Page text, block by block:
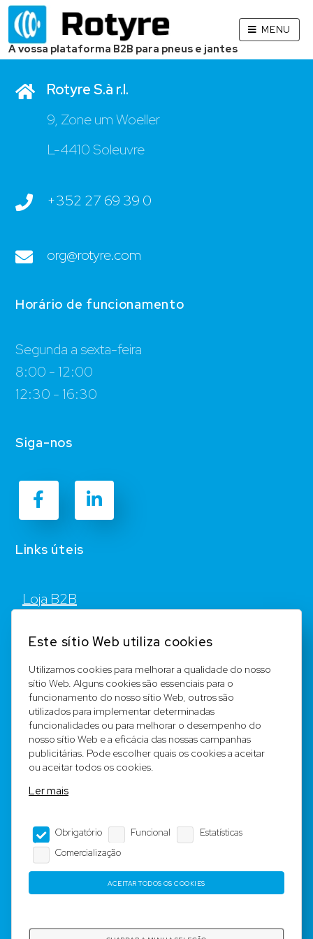
A vossa plataforma B2B para pneus e jantes
MENU
Contato
Rotyre S.à r.l.
9, Zone um Woeller
L-4410 Soleuvre
+352 27 69 39 0
org@rotyre.com
Horário de funcionamento
Segunda a sexta-feira
8:00 - 12:00
12:30 - 16:30
Siga-nos
Links úteis
Loja B2B
Registar
Equipa
Notícia legal
Editorial
Proteção de dados
Este sítio Web utiliza cookies
Utilizamos cookies para melhorar a qualidade do nosso
sítio Web. Alguns cookies são essenciais para o
funcionamento do nosso sítio Web, outros são
utilizados para implementar determinadas
funcionalidades ou para melhorar o desempenho do
nosso sítio Web e a eficácia das nossas campanhas
publicitárias. Pode escolher quais os cookies a aceitar
ou aceitar todos os cookies.
Ler mais
Obrigatório Funcional
Estatísticas
Comercialização
ACEITAR TODOS OS COOKIES